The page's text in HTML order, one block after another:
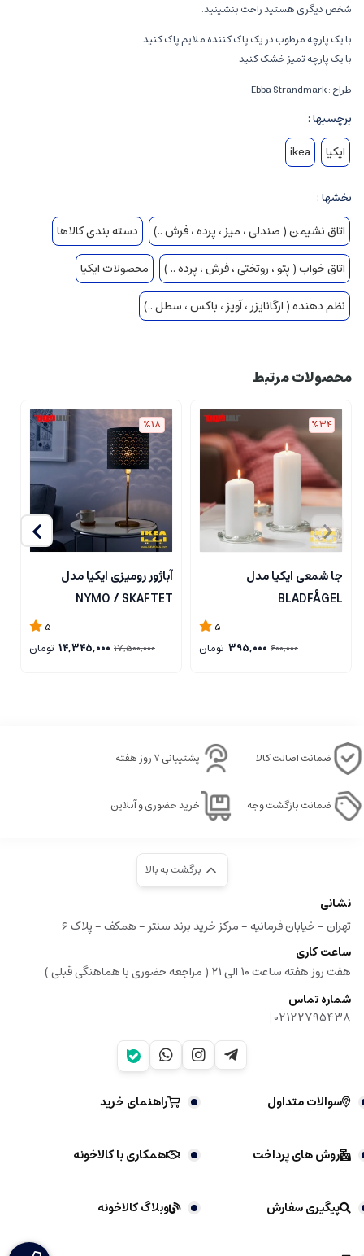
شخص دیگری هستید راحت بنشینید.
با یک پارچه مرطوب در یک پاک کننده ملایم پاک کنید.
با یک پارچه تمیز خشک کنید
طراح : Ebba Strandmark
برچسبها :
ایکیا
ikea
بخشها :
اتاق نشیمن ( صندلی ، میز ، پرده ، فرش ..)
دسته بندی کالاها
اتاق خواب ( پتو ، روتختی ، فرش ، پرده .. )
محصولات ایکیا
نظم دهنده ( ارگانایزر ، آویز ، باکس ، سطل ..)
محصولات مرتبط
%34
جا شمعی ایکیا مدل
BLADFÅGEL
5
600,000
395,000 تومان
%18
آباژور رومیزی ایکیا مدل
NYMO / SKAFTET
5
17,500,000
14,345,000 تومان
ضمانت اصالت کالا پشتیبانی ۷ روز هفته
ضمانت بازگشت وجه خرید حضوری و آنلاین
برگشت به بالا
نشانی
تهران - خیابان فرمانیه - مرکز خرید برند سنتر - همکف - پلاک ۶
ساعت کاری
هفت روز هفته ساعت ۱۰ الی ۲۱ ( مراجعه حضوری با هماهنگی قبلی )
شماره تماس
02122795438
|
سوالات متداول راهنمای خرید
روش های پرداخت همکاری با کالاخونه
پیگیری سفارش وبلاگ کالاخونه